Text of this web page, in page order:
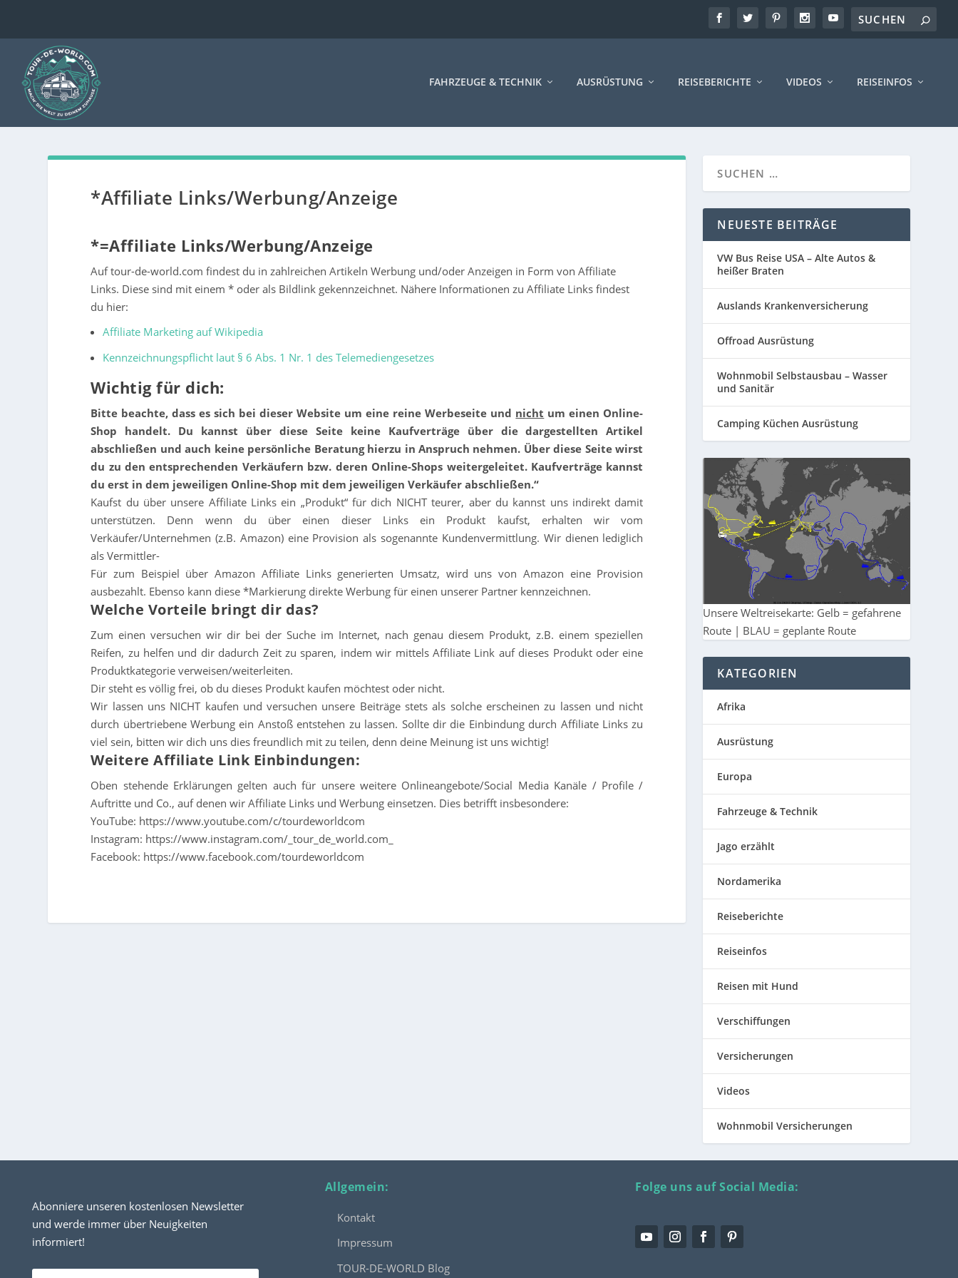
FAHRZEUGE & TECHNIK AUSRÜSTUNG REISEBERICHTE VIDEOS REISEINFOS
*Affiliate Links/Werbung/Anzeige
*=Affiliate Links/Werbung/Anzeige
Auf tour-de-world.com findest du in zahlreichen Artikeln Werbung und/oder Anzeigen in Form von Affiliate
Links. Diese sind mit einem * oder als Bildlink gekennzeichnet. Nähere Informationen zu Affiliate Links findest
du hier:
Affiliate Marketing auf Wikipedia
Kennzeichnungspflicht laut § 6 Abs. 1 Nr. 1 des Telemediengesetzes
Wichtig für dich:
Bitte beachte, dass es sich bei dieser Website um eine reine Werbeseite und nicht um einen Online-
Shop handelt. Du kannst über diese Seite keine Kaufverträge über die dargestellten Artikel
abschließen und auch keine persönliche Beratung hierzu in Anspruch nehmen. Über diese Seite wirst
du zu den entsprechenden Verkäufern bzw. deren Online-Shops weitergeleitet. Kaufverträge kannst
du erst in dem jeweiligen Online-Shop mit dem jeweiligen Verkäufer abschließen.“
Kaufst du über unsere Affiliate Links ein „Produkt“ für dich NICHT teurer, aber du kannst uns indirekt damit
unterstützen. Denn wenn du über einen dieser Links ein Produkt kaufst, erhalten wir vom
Verkäufer/Unternehmen (z.B. Amazon) eine Provision als sogenannte Kundenvermittlung. Wir dienen lediglich
als Vermittler-
Für zum Beispiel über Amazon Affiliate Links generierten Umsatz, wird uns von Amazon eine Provision
ausbezahlt. Ebenso kann diese *Markierung direkte Werbung für einen unserer Partner kennzeichnen.
Welche Vorteile bringt dir das?
Zum einen versuchen wir dir bei der Suche im Internet, nach genau diesem Produkt, z.B. einem speziellen
Reifen, zu helfen und dir dadurch Zeit zu sparen, indem wir mittels Affiliate Link auf dieses Produkt oder eine
Produktkategorie verweisen/weiterleiten.
Dir steht es völlig frei, ob du dieses Produkt kaufen möchtest oder nicht.
Wir lassen uns NICHT kaufen und versuchen unsere Beiträge stets als solche erscheinen zu lassen und nicht
durch übertriebene Werbung ein Anstoß entstehen zu lassen. Sollte dir die Einbindung durch Affiliate Links zu
viel sein, bitten wir dich uns dies freundlich mit zu teilen, denn deine Meinung ist uns wichtig!
Weitere Affiliate Link Einbindungen:
Oben stehende Erklärungen gelten auch für unsere weitere Onlineangebote/Social Media Kanäle / Profile /
Auftritte und Co., auf denen wir Affiliate Links und Werbung einsetzen. Dies betrifft insbesondere:
YouTube: https://www.youtube.com/c/tourdeworldcom
Instagram: https://www.instagram.com/_tour_de_world.com_
Facebook: https://www.facebook.com/tourdeworldcom
NEUESTE BEITRÄGE
VW Bus Reise USA – Alte Autos &
heißer Braten
Auslands Krankenversicherung
Offroad Ausrüstung
Wohnmobil Selbstausbau – Wasser
und Sanitär
Camping Küchen Ausrüstung
Unsere Weltreisekarte: Gelb = gefahrene
Route | BLAU = geplante Route
KATEGORIEN
Afrika
Ausrüstung
Europa
Fahrzeuge & Technik
Jago erzählt
Nordamerika
Reiseberichte
Reiseinfos
Reisen mit Hund
Verschiffungen
Versicherungen
Videos
Wohnmobil Versicherungen
Abonniere unseren kostenlosen Newsletter
und werde immer über Neuigkeiten
informiert!
Allgemein:
Kontakt
Impressum
TOUR-DE-WORLD Blog
Folge uns auf Social Media: